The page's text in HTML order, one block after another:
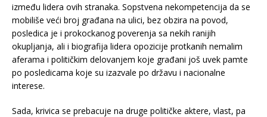
između lidera ovih stranaka. Sopstvena nekompetencija da se
mobiliše veći broj građana na ulici, bez obzira na povod,
posledica je i prokockanog poverenja sa nekih ranijih
okupljanja, ali i biografija lidera opozicije protkanih nemalim
aferama i političkim delovanjem koje građani još uvek pamte
po posledicama koje su izazvale po državu i nacionalne
interese.
Sada, krivica se prebacuje na druge političke aktere, vlast, pa